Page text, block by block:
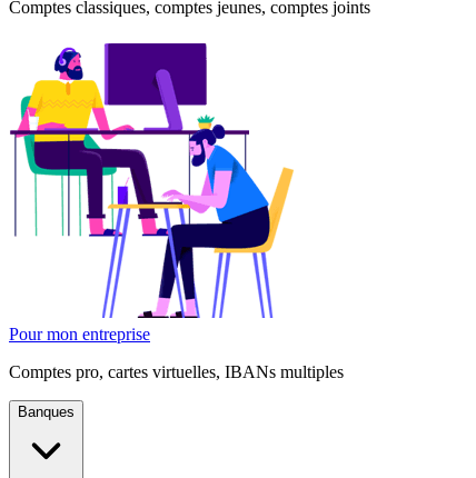
Comptes classiques, comptes jeunes, comptes joints
Pour mon entreprise
Comptes pro, cartes virtuelles, IBANs multiples
Banques